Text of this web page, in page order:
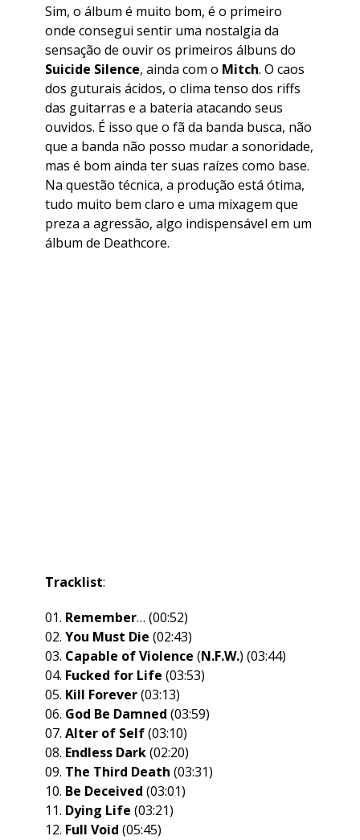
Sim, o álbum é muito bom, é o primeiro
onde consegui sentir uma nostalgia da
sensação de ouvir os primeiros álbuns do
Suicide Silence, ainda com o Mitch. O caos
dos guturais ácidos, o clima tenso dos riffs
das guitarras e a bateria atacando seus
ouvidos. É isso que o fã da banda busca, não
que a banda não posso mudar a sonoridade,
mas é bom ainda ter suas raízes como base.
Na questão técnica, a produção está ótima,
tudo muito bem claro e uma mixagem que
preza a agressão, algo indispensável em um
álbum de Deathcore.
Tracklist:
01. Remember… (00:52)
02. You Must Die (02:43)
03. Capable of Violence (N.F.W.) (03:44)
04. Fucked for Life (03:53)
05. Kill Forever(03:13)
06. God Be Damned (03:59)
07. Alter of Self(03:10)
08. Endless Dark(02:20)
09. The Third Death (03:31)
10. Be Deceived (03:01)
11. Dying Life (03:21)
12. Full Void (05:45)